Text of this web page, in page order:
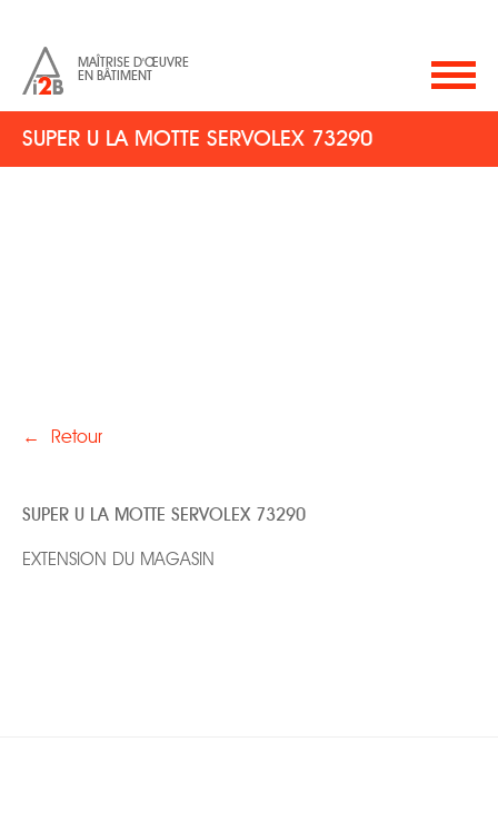
MAÎTRISE D'ŒUVRE
EN BÂTIMENT
SUPER U LA MOTTE SERVOLEX 73290
← Retour
SUPER U LA MOTTE SERVOLEX 73290
EXTENSION DU MAGASIN